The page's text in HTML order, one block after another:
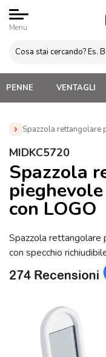
Menu
PENNE VENTAGLI
Spazzola rettangolare
Home » Regali
personalizzato con
MIDKC5720
Spazzola
con LOGO
Spazzola rettangolare
con specchio